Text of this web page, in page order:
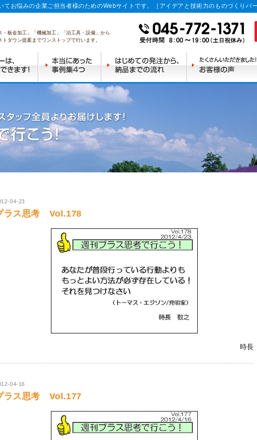
てお悩みの企業ご担当者様のためのWebサイトです。［アイデアと技術力のものづくりパ
・板金加工」「機械加工」「治工具・設備」から
ダウン提案までワンストップで行います。
04-23
ラス思考 Vol.178
時長
04-16
ラス思考 Vol.177